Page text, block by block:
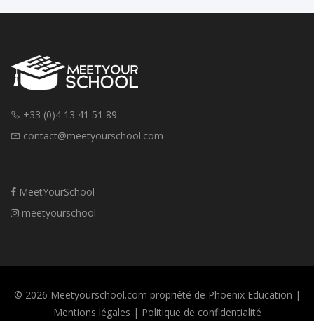
+33 (0)4 13 41 51 89
contact@meetyourschool.com
MeetYourSchool
meetyourschool
© 2026 Meetyourschool.com propriété de Phoenix Education |
Mentions légales | Politique de confidentialité